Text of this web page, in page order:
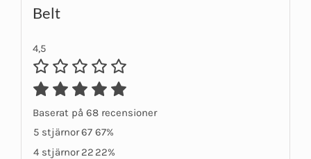
Belt
4,5
Baserat på 68 recensioner
5 stjärnor67 67%
4 stjärnor 22 22%